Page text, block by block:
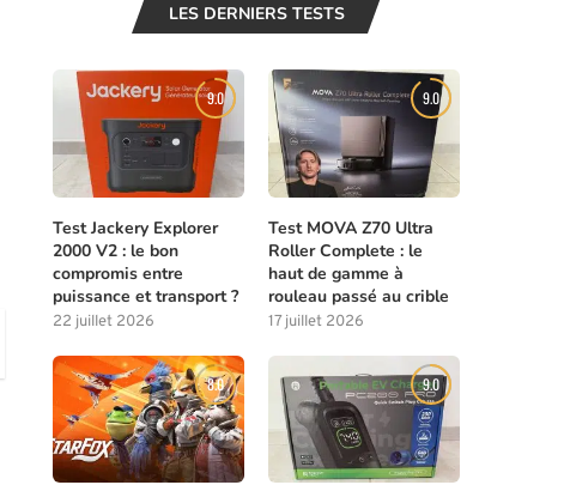
LES DERNIERS TESTS
9.0
Test Jackery Explorer
2000 V2 : le bon
compromis entre
puissance et transport ?
22 juillet 2026
9.0
Test MOVA Z70 Ultra
Roller Complete : le
haut de gamme à
rouleau passé au crible
17 juillet 2026
8.0 9.0